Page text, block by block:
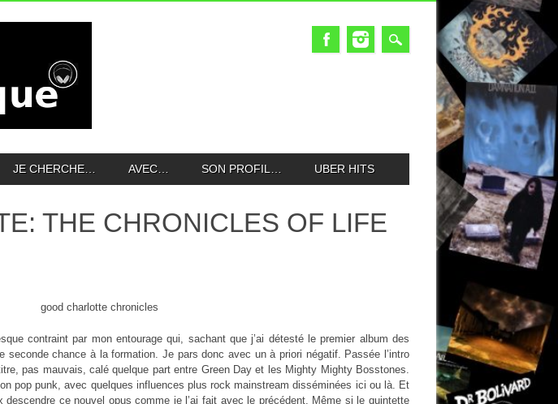
JE CHERCHE… AVEC… SON PROFIL… UBER HITS
THE CHRONICLES OF LIFE
contraint par mon entourage qui, sachant que j’ai détesté le premier album des
seconde chance à la formation. Je pars donc avec un à priori négatif. Passée l’intro
pas mauvais, calé quelque part entre Green Day et les Mighty Mighty Bosstones.
pop punk, avec quelques influences plus rock mainstream disséminées ici ou là. Et
descendre ce nouvel opus comme je l’ai fait avec le précédent. Même si le quintette